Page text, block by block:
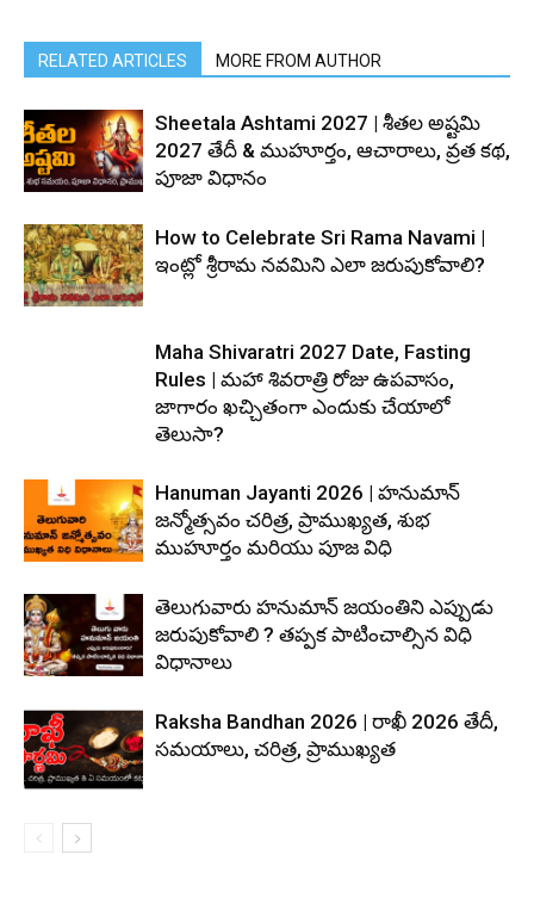
RELATED ARTICLES MORE FROM AUTHOR
Sheetala Ashtami 2027 | శీతల అష్టమి
2027 తేదీ & ముహూర్తం, ఆచారాలు, వ్రత కథ,
పూజా విధానం
How to Celebrate Sri Rama Navami |
ఇంట్లో శ్రీరామ నవమిని ఎలా జరుపుకోవాలి?
Maha Shivaratri 2027 Date, Fasting
Rules | మహా శివరాత్రి రోజు ఉపవాసం,
జాగారం ఖచ్చితంగా ఎందుకు చేయాలో
తెలుసా?
Hanuman Jayanti 2026 | హనుమాన్
జన్మోత్సవం చరిత్ర, ప్రాముఖ్యత, శుభ
ముహూర్తం మరియు పూజ విధి
తెలుగువారు హనుమాన్ జయంతిని ఎప్పుడు
జరుపుకోవాలి ? తప్పక పాటించాల్సిన విధి
విధానాలు
Raksha Bandhan 2026 | రాఖీ 2026 తేదీ,
సమయాలు, చరిత్ర, ప్రాముఖ్యత